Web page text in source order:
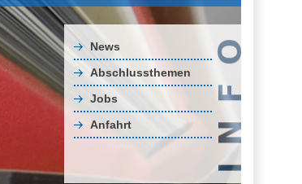
News
Abschlussthemen
Jobs
Anfahrt